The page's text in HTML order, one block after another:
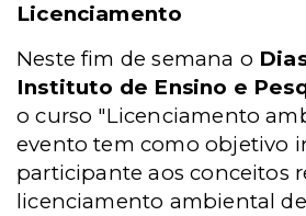
Licenciamento
Neste fim de semana o
Instituto de Ensino e
o curso "Licenciamento
evento tem como objetivo
participante aos conceitos
licenciamento ambiental de